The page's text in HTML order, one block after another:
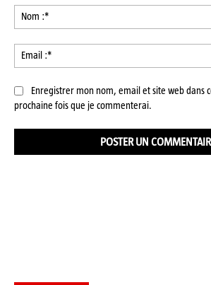
Enregistrer mon nom, email et site web dans
prochaine fois que je commenterai.